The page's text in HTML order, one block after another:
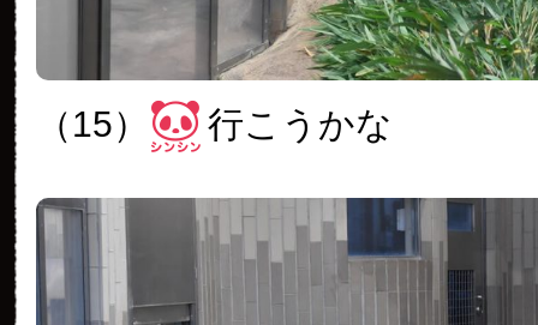
（15） 行こうかな